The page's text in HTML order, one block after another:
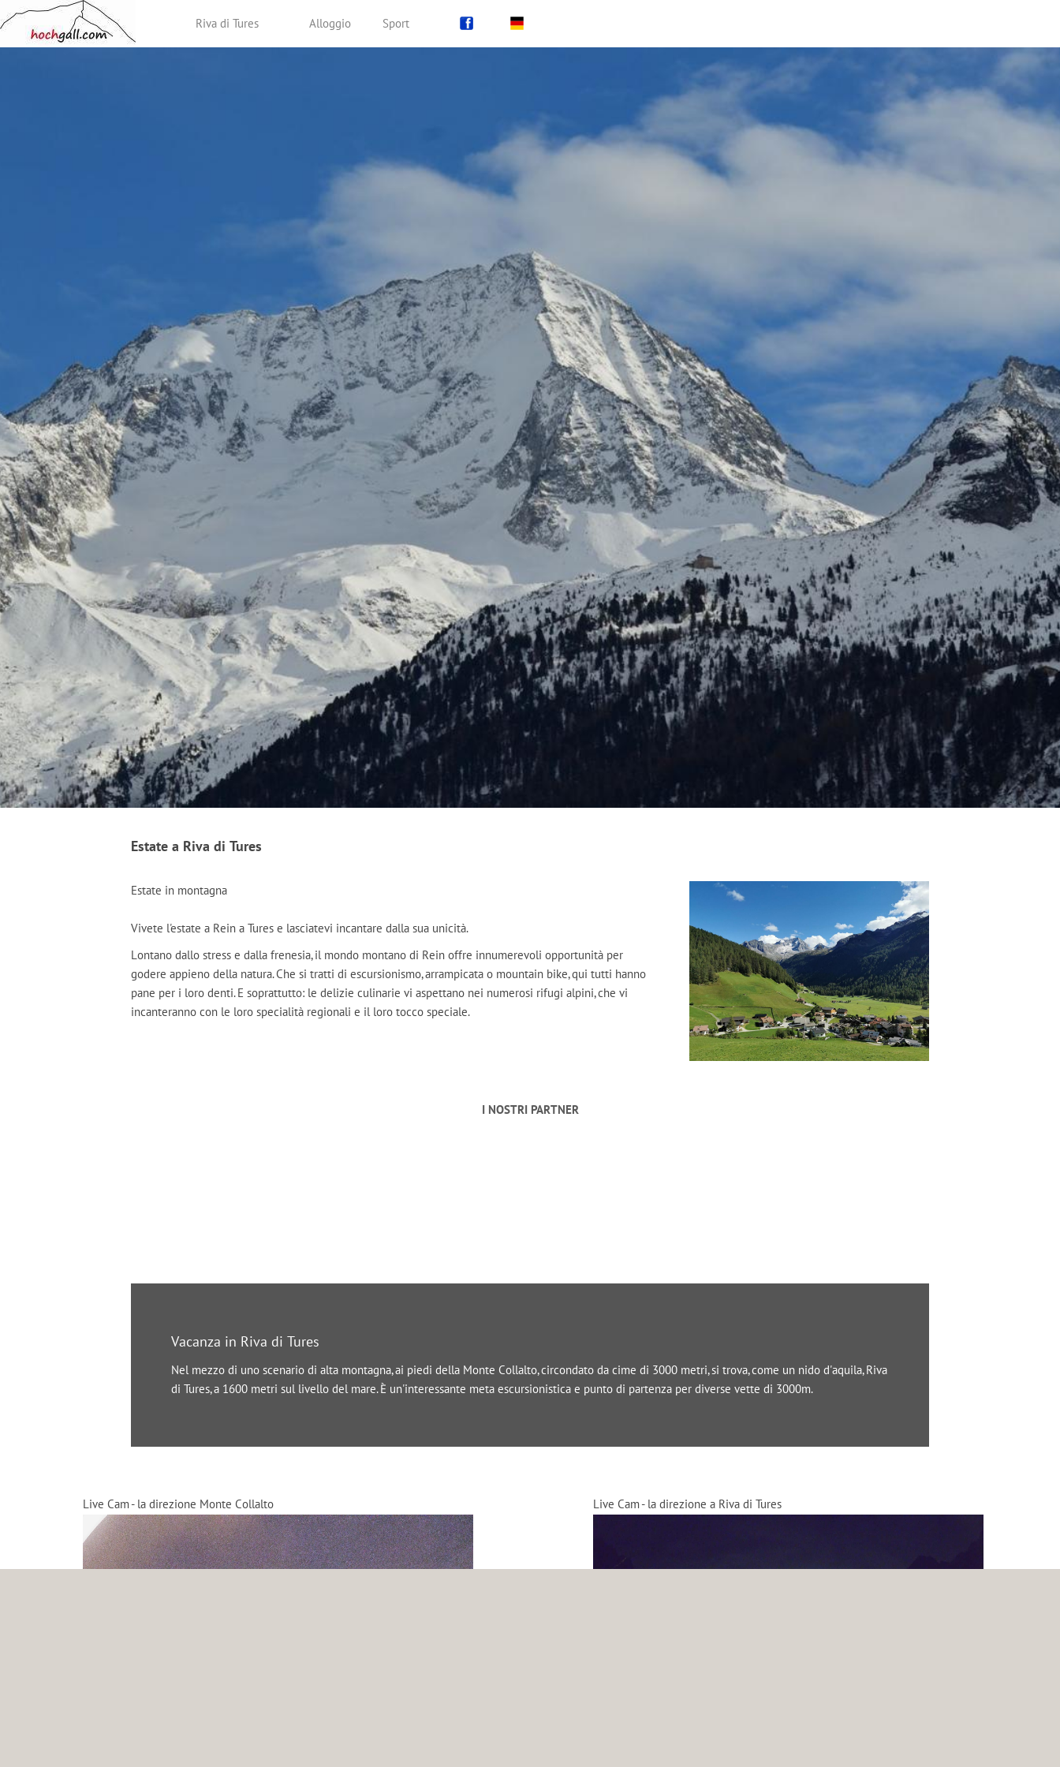
Riva di Tures Alloggio Sport
Estate a Riva di Tures
Estate in montagna
Vivete l'estate a Rein a Tures e lasciatevi incantare dalla sua unicità.
Lontano dallo stress e dalla frenesia, il mondo montano di Rein offre innumerevoli opportunità per
godere appieno della natura. Che si tratti di escursionismo, arrampicata o mountain bike, qui tutti hanno
pane per i loro denti. E soprattutto: le delizie culinarie vi aspettano nei numerosi rifugi alpini, che vi
incanteranno con le loro specialità regionali e il loro tocco speciale.
I NOSTRI PARTNER
Vacanza in Riva di Tures
Nel mezzo di uno scenario di alta montagna, ai piedi della Monte Collalto, circondato da cime di 3000 metri, si trova, come un nido d'aquila, Riva
di Tures, a 1600 metri sul livello del mare. È un'interessante meta escursionistica e punto di partenza per diverse vette di 3000m.
Live Cam - la direzione Monte Collalto Live Cam - la direzione a Riva di Tures